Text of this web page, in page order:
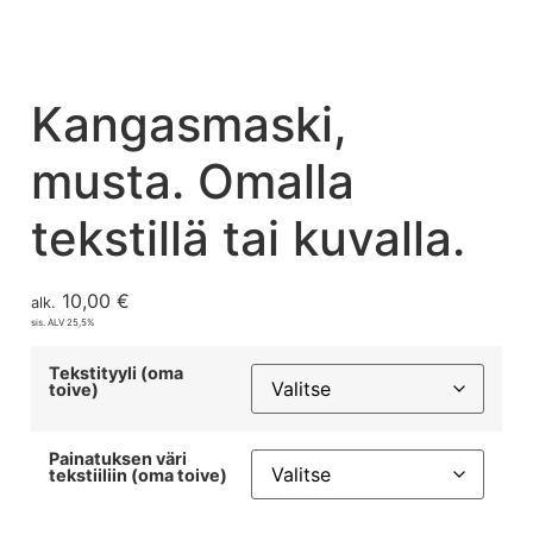
Kangasmaski,
musta. Omalla
tekstillä tai kuvalla.
alk. 10,00 €
sis. ALV 25,5%
Tekstityyli (oma
toive)
Painatuksen väri
tekstiiliin (oma toive)